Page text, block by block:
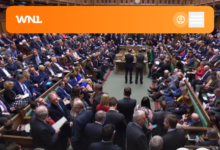
Klein
Standaard
Groot